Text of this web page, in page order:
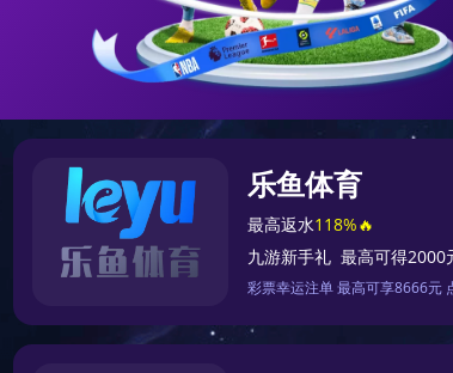
中。您可以先返回首页